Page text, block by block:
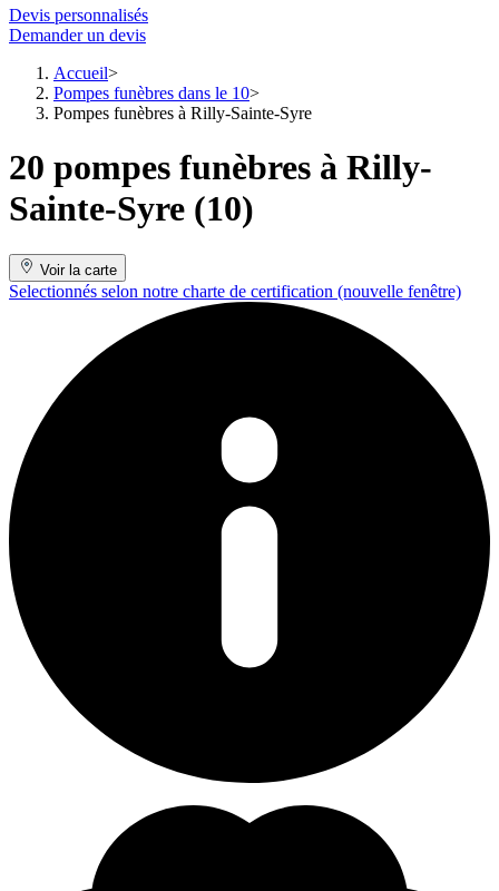
Devis personnalisés
Demander un devis
Accueil
Pompes funèbres dans le 10
Pompes funèbres à Rilly-Sainte-Syre
20 pompes funèbres à Rilly-
Sainte-Syre (10)
Voir la carte
Selectionnés selon notre charte de certification (nouvelle fenêtre)